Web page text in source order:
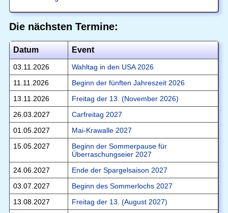
Die nächsten Termine:
Datum Event
03.11.2026
Wahltag in den USA 2026
11.11.2026
Beginn der fünften Jahreszeit 2026
13.11.2026
Freitag der 13. (November 2026)
26.03.2027
Carfreitag 2027
01.05.2027
Mai-Krawalle 2027
15.05.2027
Beginn der Sommerpause für
Überraschungseier 2027
24.06.2027
Ende der Spargelsaison 2027
03.07.2027
Beginn des Sommerlochs 2027
13.08.2027
Freitag der 13. (August 2027)